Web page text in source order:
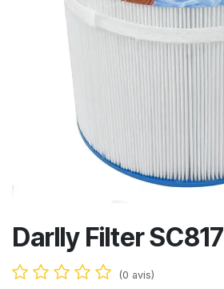
Darlly Filter SC817
(0 avis)